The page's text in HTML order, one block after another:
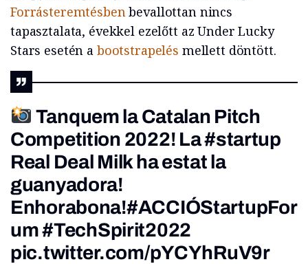
Forrásteremtésbenbevallottan nincs
tapasztalata, évekkel ezelőtt az Under Lucky
Stars esetén a bootstrapelés mellett döntött.
Tanquem la Catalan Pitch
Competition 2022! La#startup
Real Deal Milk ha estat la
guanyadora!
Enhorabona!#ACCIÓStartupFor
um#TechSpirit2022
pic.twitter.com/pYCYhRuV9r